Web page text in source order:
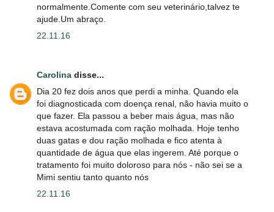
normalmente.Comente com seu veterinário,talvez te
ajude.Um abraço.
22.11.16
Carolina disse...
Dia 20 fez dois anos que perdi a minha. Quando ela
foi diagnosticada com doença renal, não havia muito o
que fazer. Ela passou a beber mais água, mas não
estava acostumada com ração molhada. Hoje tenho
duas gatas e dou ração molhada e fico atenta à
quantidade de água que elas ingerem. Até porque o
tratamento foi muito doloroso para nós - não sei se a
Mimi sentiu tanto quanto nós
22.11.16